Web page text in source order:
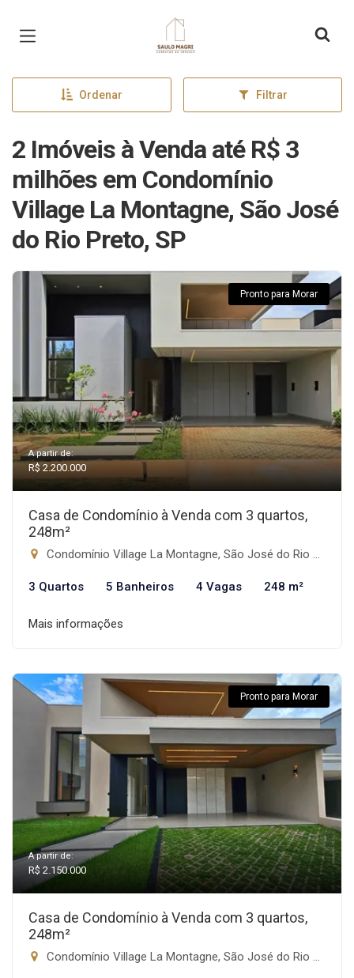
Página inicial
Ordenar Filtrar
2 Imóveis à Venda até R$ 3
milhões em Condomínio
Village La Montagne, São José
do Rio Preto, SP
Pronto para Morar
A partir de:
R$ 2.200.000
Casa de Condomínio à Venda com 3 quartos,
248m²
Condomínio Village La Montagne, São José do Rio Preto-SP
3 Quartos 5 Banheiros 4 Vagas 248 m²
Mais informações
Pronto para Morar
A partir de:
R$ 2.150.000
Casa de Condomínio à Venda com 3 quartos,
248m²
Condomínio Village La Montagne, São José do Rio Preto-SP